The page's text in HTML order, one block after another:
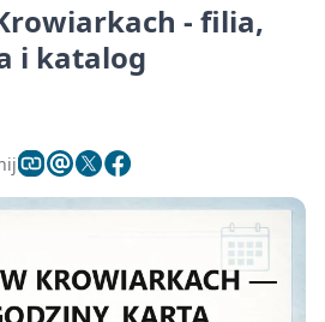
- filia,
i katalog